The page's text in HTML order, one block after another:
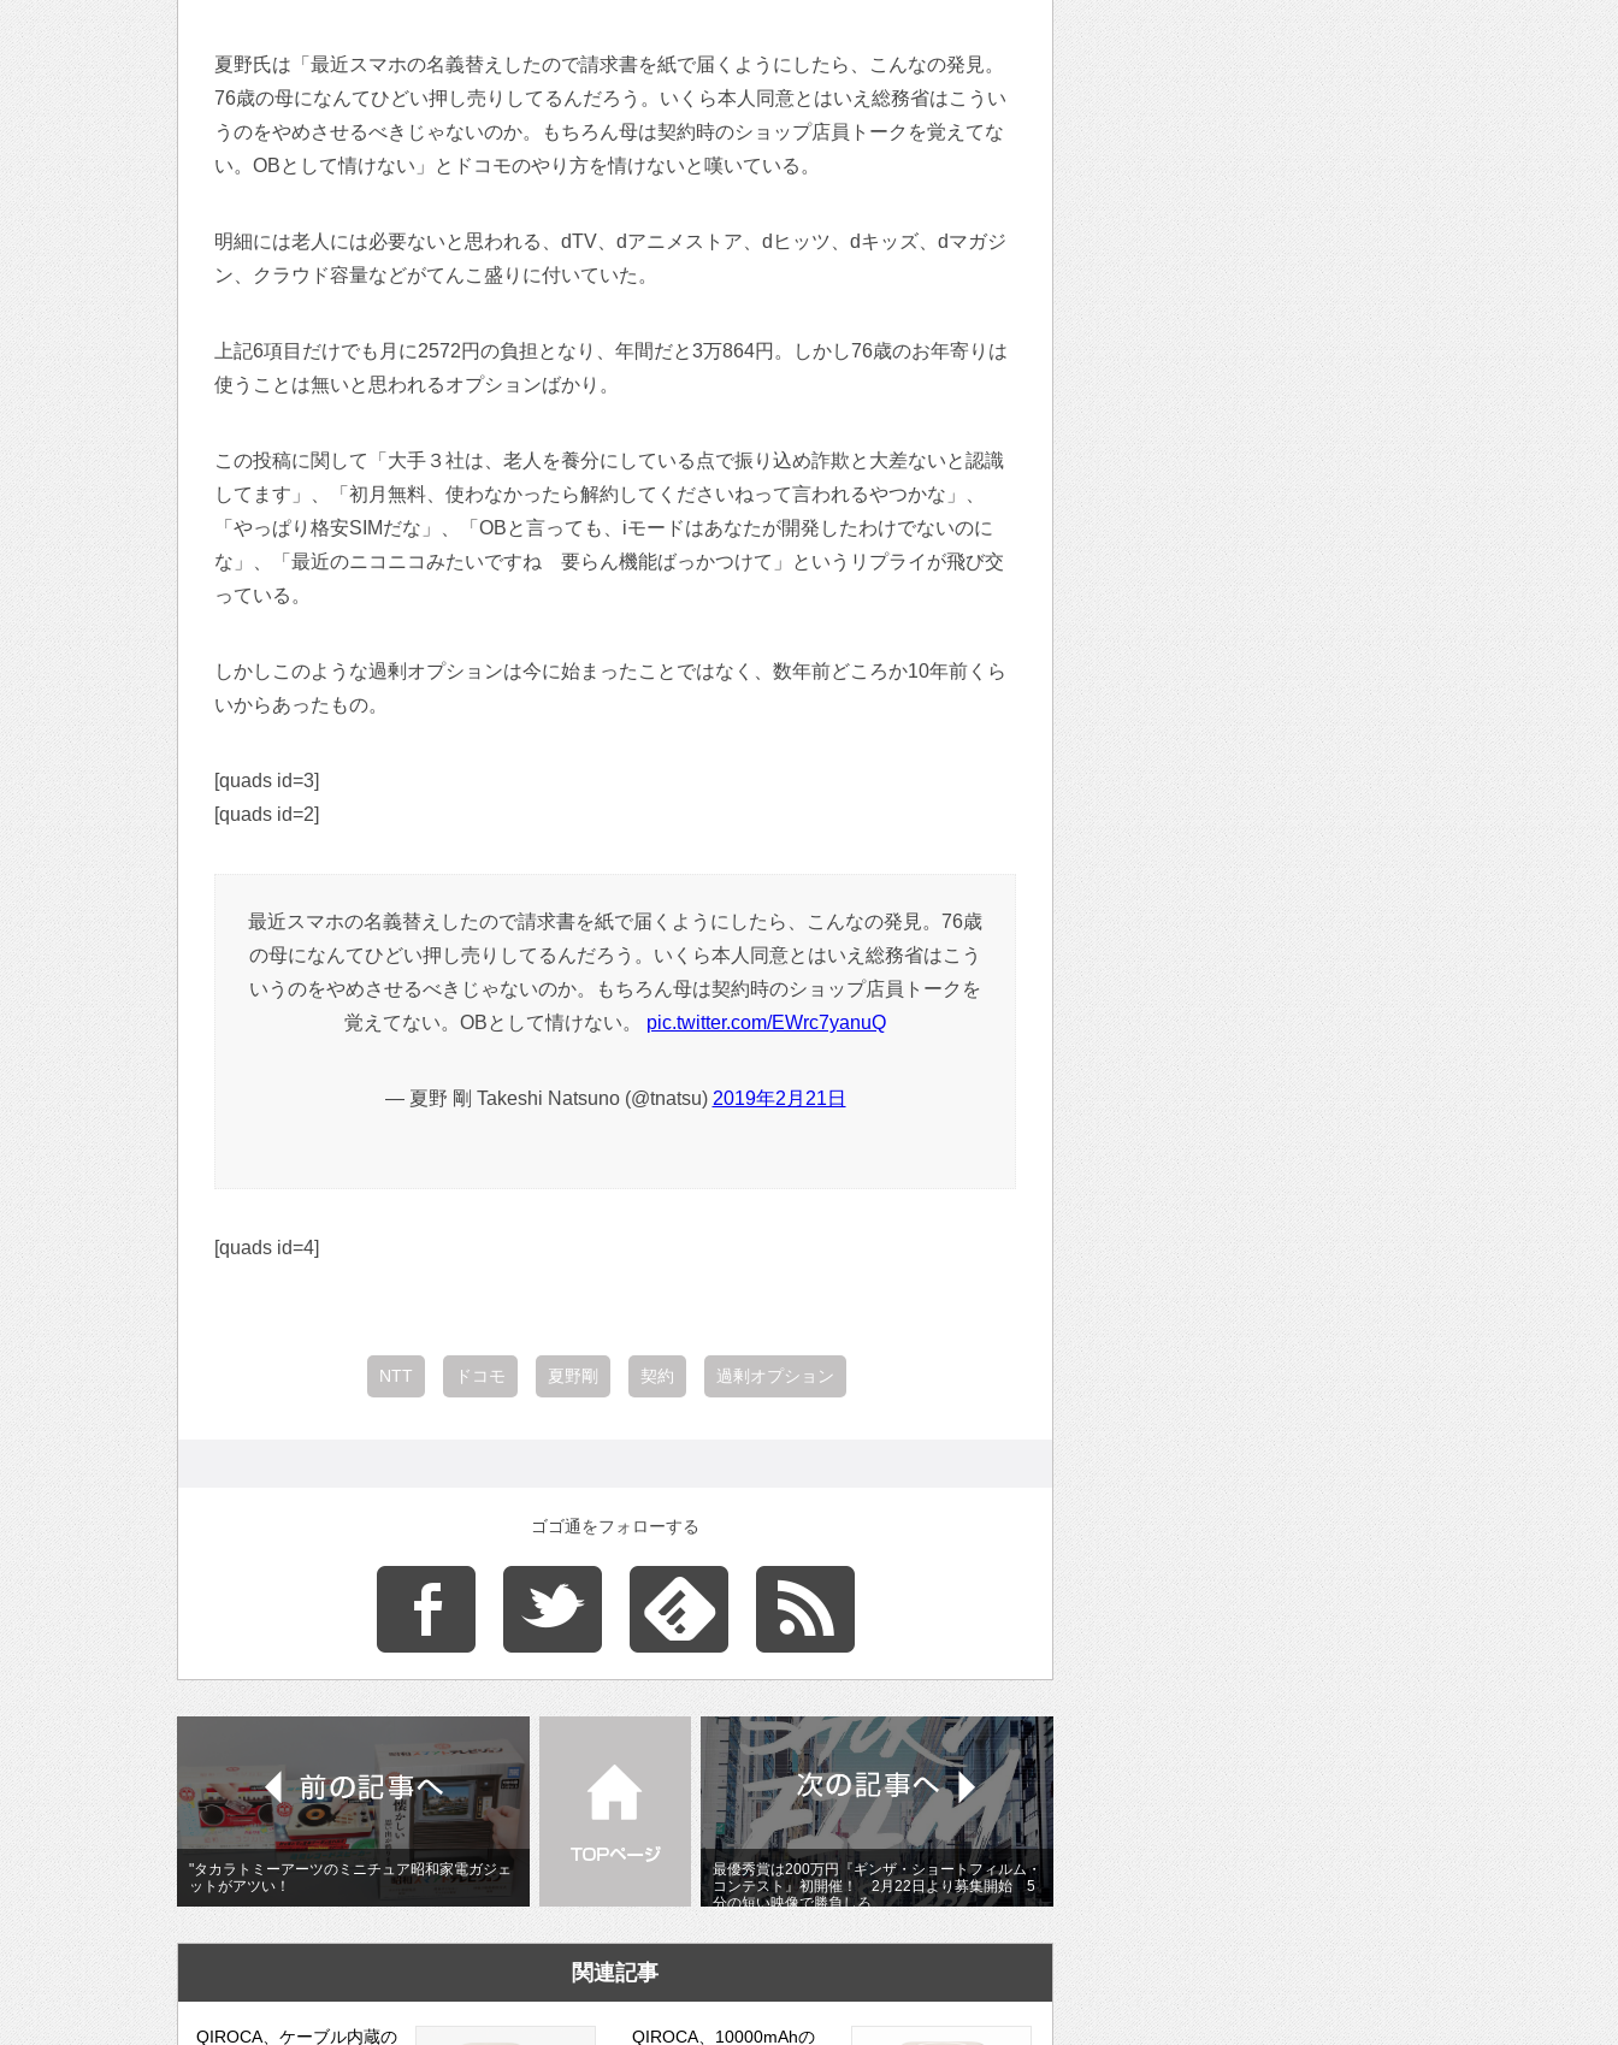
夏野氏は「最近スマホの名義替えしたので請求書を紙で届くようにしたら、こんなの発見。
76歳の母になんてひどい押し売りしてるんだろう。いくら本人同意とはいえ総務省はこうい
うのをやめさせるべきじゃないのか。もちろん母は契約時のショップ店員トークを覚えてな
い。OBとして情けない」とドコモのやり方を情けないと嘆いている。
明細には老人には必要ないと思われる、dTV、dアニメストア、dヒッツ、dキッズ、dマガジ
ン、クラウド容量などがてんこ盛りに付いていた。
上記6項目だけでも月に2572円の負担となり、年間だと3万864円。しかし76歳のお年寄りは
使うことは無いと思われるオプションばかり。
この投稿に関して「大手３社は、老人を養分にしている点で振り込め詐欺と大差ないと認識
してます」、「初月無料、使わなかったら解約してくださいねって言われるやつかな」、
「やっぱり格安SIMだな」、「OBと言っても、iモードはあなたが開発したわけでないのに
な」、「最近のニコニコみたいですね 要らん機能ばっかつけて」というリプライが飛び交
っている。
しかしこのような過剰オプションは今に始まったことではなく、数年前どころか10年前くら
いからあったもの。
[quads id=3]
[quads id=2]
最近スマホの名義替えしたので請求書を紙で届くようにしたら、こんなの発見。76歳
の母になんてひどい押し売りしてるんだろう。いくら本人同意とはいえ総務省はこう
いうのをやめさせるべきじゃないのか。もちろん母は契約時のショップ店員トークを
覚えてない。OBとして情けない。 pic.twitter.com/EWrc7yanuQ
— 夏野 剛 Takeshi Natsuno (@tnatsu) 2019年2月21日
[quads id=4]
NTT ドコモ 夏野剛 契約 過剰オプション
ゴゴ通をフォローする
"タカラトミーアーツのミニチュア昭和家電ガジェ
ットがアツい！
最優秀賞は200万円『ギンザ・ショートフィルム・
コンテスト』初開催！ 2月22日より募集開始 5
分の短い映像で勝負しろ
関連記事
QIROCA、ケーブル内蔵の QIROCA、10000mAhの